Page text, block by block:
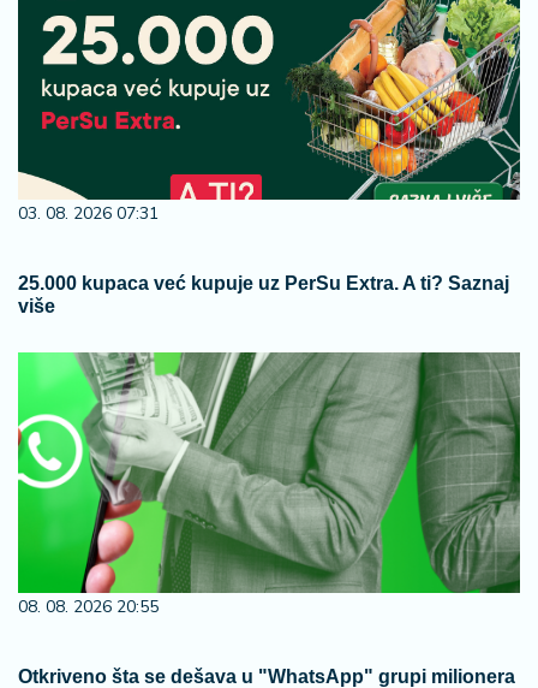
03. 08. 2026 07:31
25.000 kupaca već kupuje uz PerSu Extra. A ti? Saznaj
više
08. 08. 2026 20:55
Otkriveno šta se dešava u "WhatsApp" grupi milionera